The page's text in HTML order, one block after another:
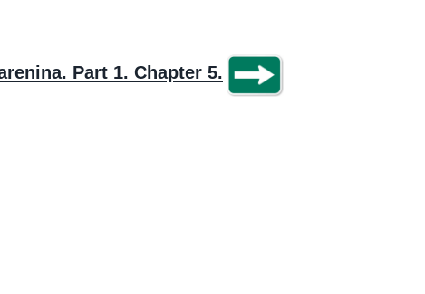
Part 1. Chapter 5.